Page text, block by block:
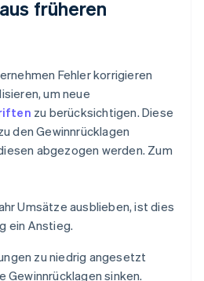
früheren
Fehler korrigieren
um neue
zu berücksichtigen. Diese
den Gewinnrücklagen
abgezogen werden. Zum
Umsätze ausblieben, ist dies
ein Anstieg.
zu niedrig angesetzt
Gewinnrücklagen sinken.